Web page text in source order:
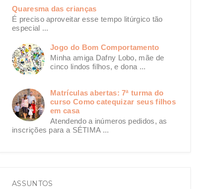
Quaresma das crianças
É preciso aproveitar esse tempo litúrgico tão
especial ...
Jogo do Bom Comportamento
Minha amiga Dafny Lobo, mãe de
cinco lindos filhos, e dona ...
Matrículas abertas: 7ª turma do
curso Como catequizar seus filhos
em casa
Atendendo a inúmeros pedidos, as
inscrições para a SÉTIMA ...
ASSUNTOS